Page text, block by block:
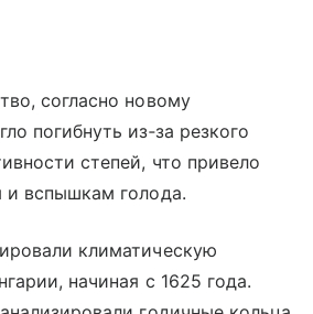
согласно новому
погибнуть из‑за резкого
степей, что привело
вспышкам голода.
климатическую
начиная с 1625 года.